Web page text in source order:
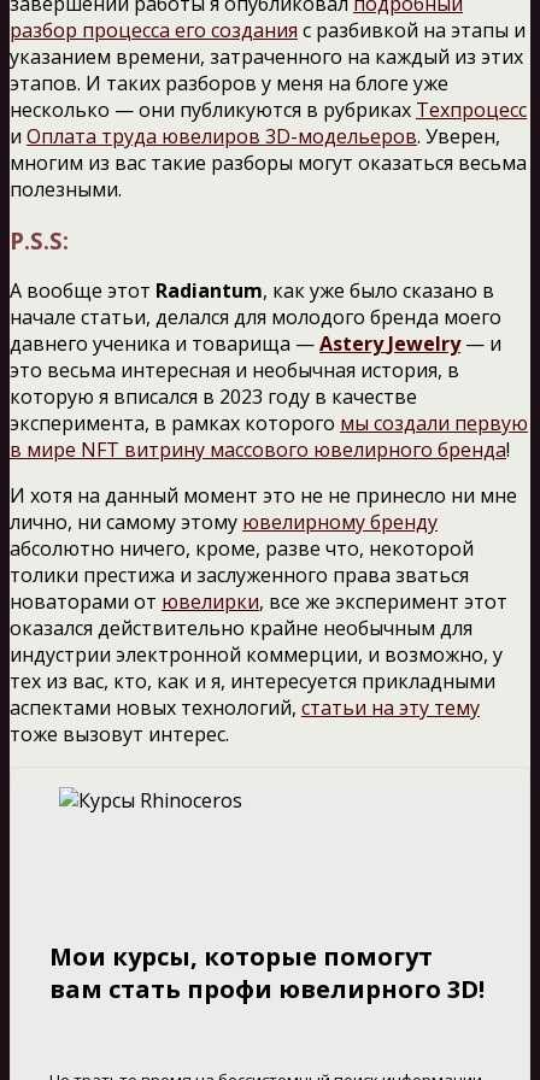
разбор процесса его создания с разбивкой на этапы и
указанием времени, затраченного на каждый из этих
этапов. И таких разборов у меня на блоге уже
несколько — они публикуются в рубриках Техпроцесс
и Оплата труда ювелиров 3D-модельеров. Уверен,
многим из вас такие разборы могут оказаться весьма
полезными.
P.S.S:
А вообще этот Radiantum, как уже было сказано в
начале статьи, делался для молодого бренда моего
давнего ученика и товарища —Astery Jewelry— и
это весьма интересная и необычная история, в
которую я вписался в 2023 году в качестве
эксперимента, в рамках которого мы создали первую
в мире NFT витрину массового ювелирного бренда!
И хотя на данный момент это не не принесло ни мне
лично, ни самому этому ювелирному бренду
абсолютно ничего, кроме, разве что, некоторой
толики престижа и заслуженного права зваться
новаторами от ювелирки, все же эксперимент этот
оказался действительно крайне необычным для
индустрии электронной коммерции, и возможно, у
тех из вас, кто, как и я, интересуется прикладными
аспектами новых технологий, статьи на эту тему
тоже вызовут интерес.
Мои курсы, которые помогут
вам стать профи ювелирного 3D!